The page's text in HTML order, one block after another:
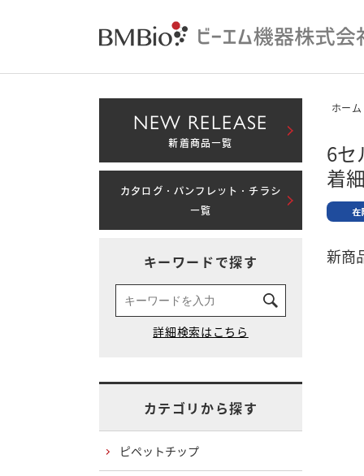
ホーム
6
着
新商
NEW RELEASE
新着商品一覧
カタログ・パンフレット・チラシ
一覧
キーワードで探す
カテゴリから探す
ピペットチップ